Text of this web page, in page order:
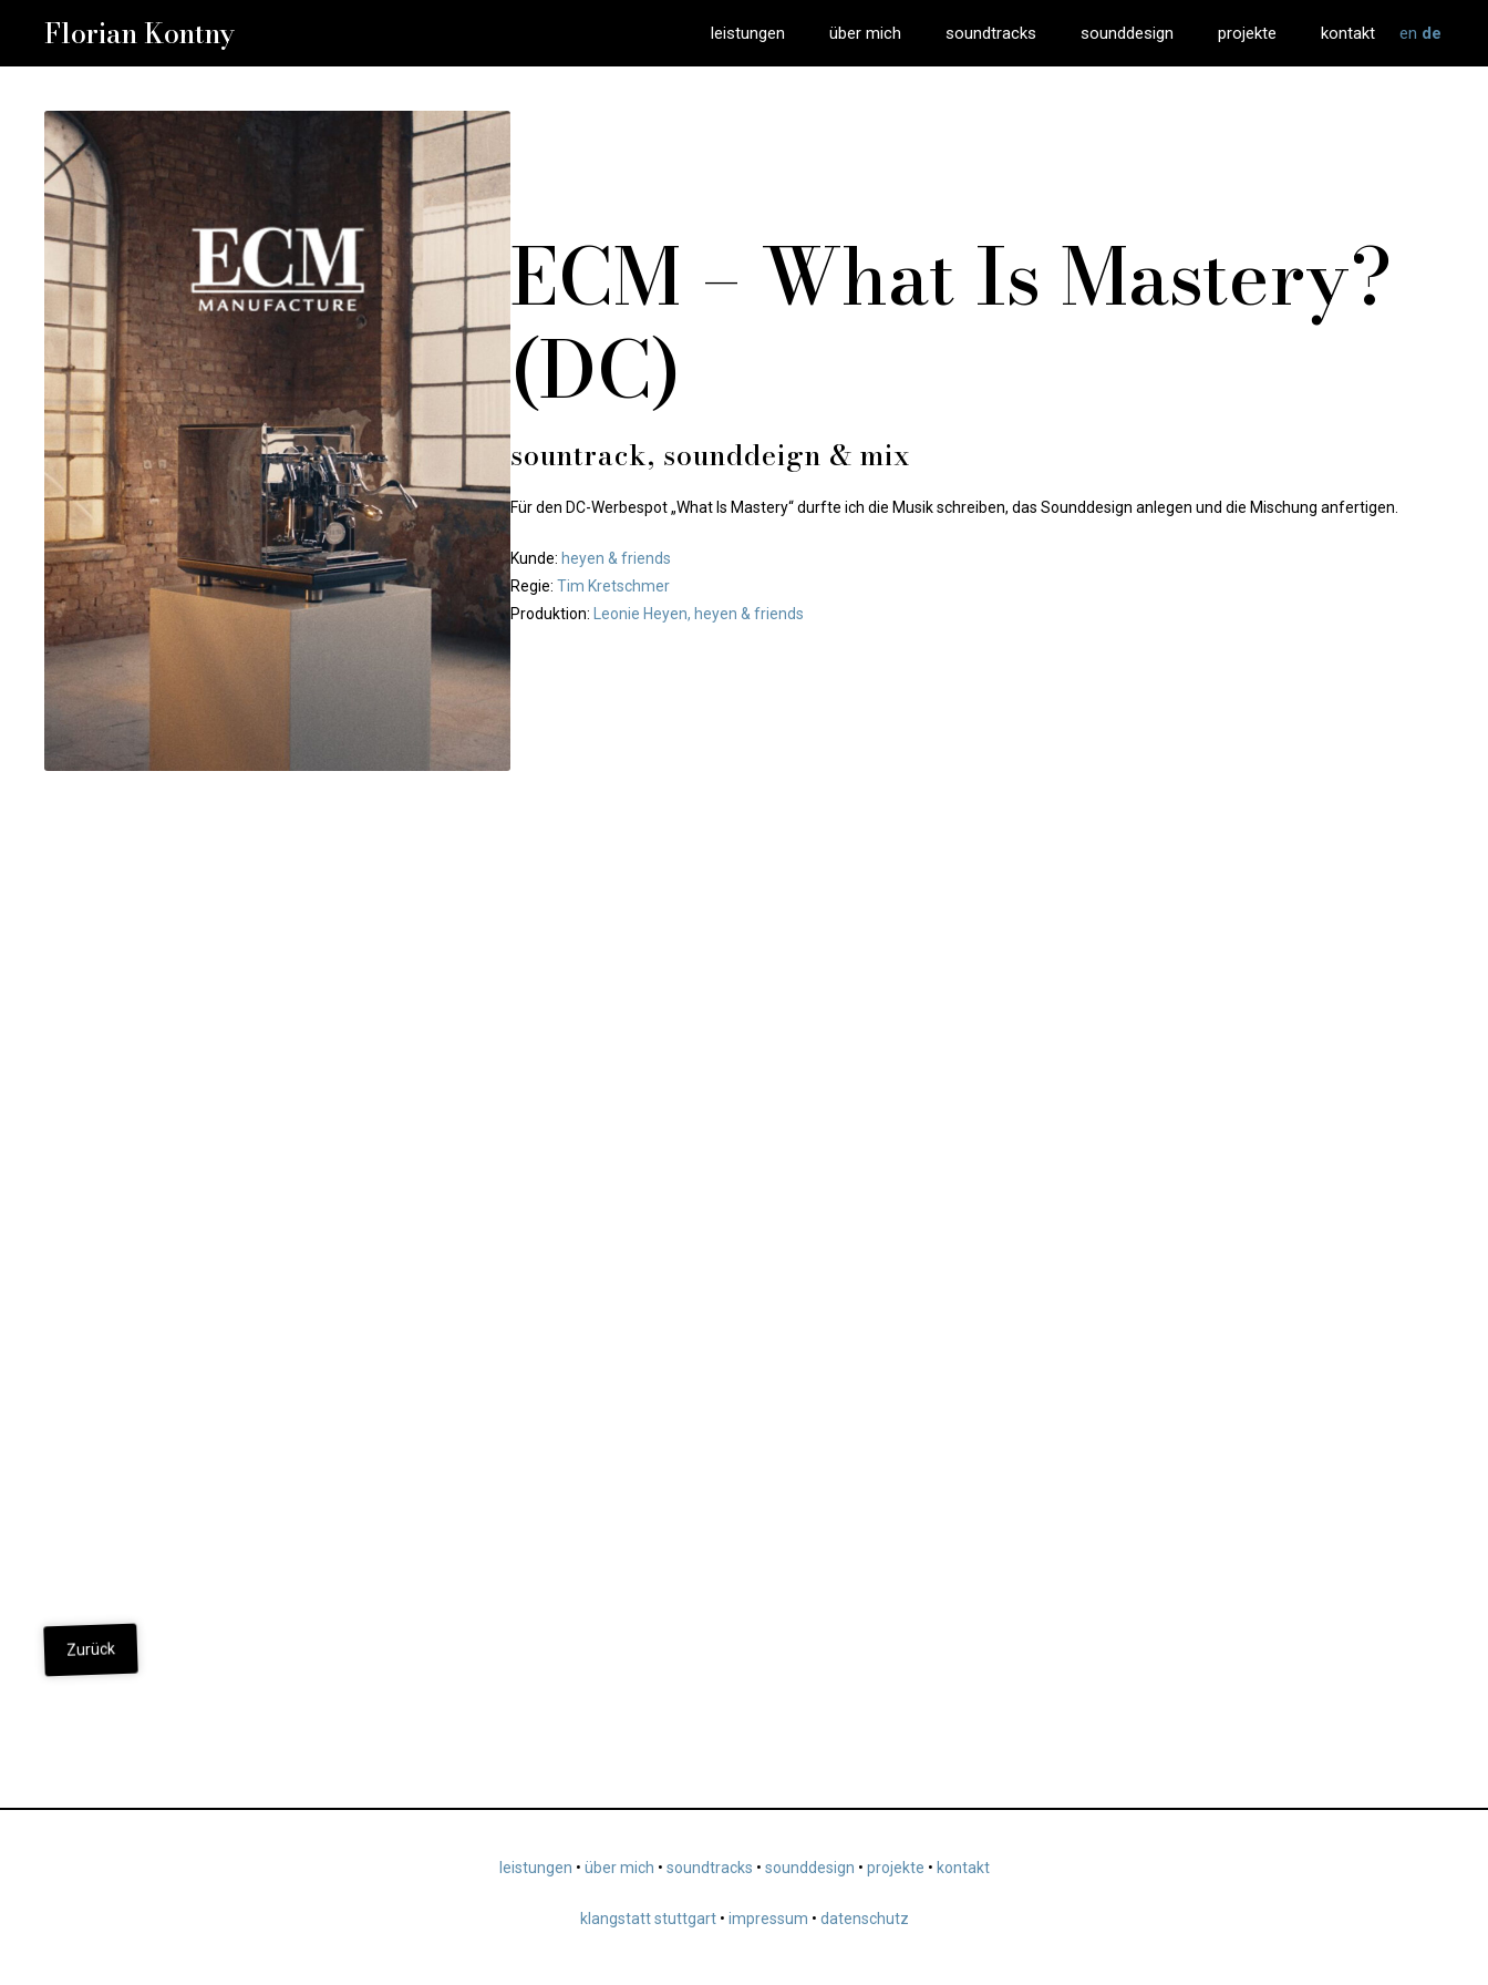
springen
Florian Kontny leistungen über mich soundtracks sounddesign projekte kontakt en de
ECM – What Is Mastery?
(DC)
sountrack, sounddeign & mix
Für den DC-Werbespot „What Is Mastery“ durfte ich die Musik schreiben, das Sounddesign anlegen und die Mischung anfertigen.
Kunde: heyen & friends
Regie:Tim Kretschmer
Produktion: Leonie Heyen, heyen & friends
Zurück
leistungen • über mich • soundtracks • sounddesign • projekte • kontakt
klangstatt stuttgart• impressum • datenschutz